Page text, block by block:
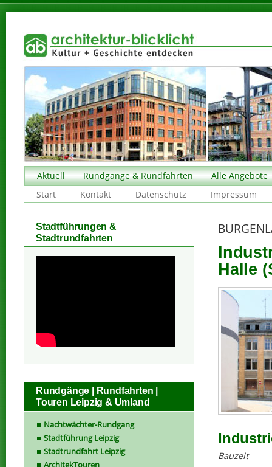
Aktuell Rundgänge & Rundfahrten
Alle Angebote
Start
Kontakt Datenschutz Impressum
Halle
Bauzeit
Stadtführungen &
Stadtrundfahrten
Rundgänge | Rundfahrten |
Touren Leipzig & Umland
Nachtwächter-Rundgang
Stadtführung Leipzig
Stadtrundfahrt Leipzig
ArchitekTouren